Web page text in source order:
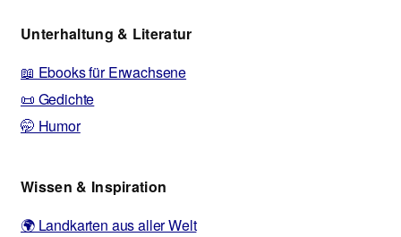
Unterhaltung & Literatur
📖 Ebooks für Erwachsene
📜 Gedichte
🤭 Humor
Wissen & Inspiration
🌍 Landkarten aus aller Welt